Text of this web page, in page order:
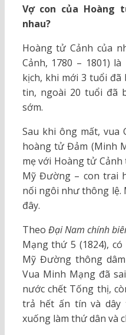
Vợ con của Hoàng
nhau?
Hoàng tử Cảnh của
Cảnh, 1780 – 1801)
kịch, khi mới 3 tuổi đã
tin, ngoài 20 tuổi đã
sớm.
Sau khi ông mất, vua
hoàng tử Đảm (Minh
mẹ với Hoàng tử
Mỹ Đường – con trai
nối ngôi như thông lệ.
đây.
Theo Đại Nam chính
Mạng thứ 5 (1824),
Mỹ Đường thông
Vua Minh Mạng đã
nước chết Tống thị,
trả hết ấn tín và dây
xuống làm thứ dân và